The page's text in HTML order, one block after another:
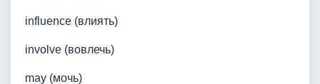
influence (влиять)
involve (вовлечь)
may (мочь)